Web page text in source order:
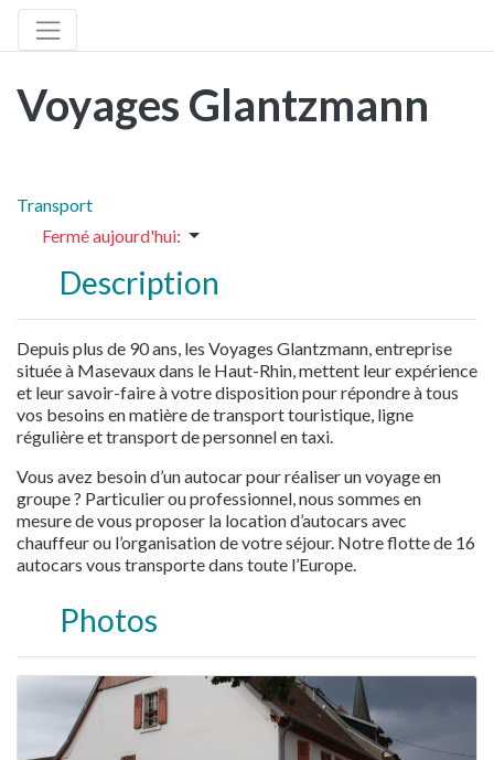
Voyages Glantzmann
Transport
Fermé aujourd'hui:
Description
Depuis plus de 90 ans, les Voyages Glantzmann, entreprise
située à Masevaux dans le Haut-Rhin, mettent leur expérience
et leur savoir-faire à votre disposition pour répondre à tous
vos besoins en matière de transport touristique, ligne
régulière et transport de personnel en taxi.
Vous avez besoin d’un autocar pour réaliser un voyage en
groupe ? Particulier ou professionnel, nous sommes en
mesure de vous proposer la location d’autocars avec
chauffeur ou l’organisation de votre séjour. Notre flotte de 16
autocars vous transporte dans toute l’Europe.
Photos